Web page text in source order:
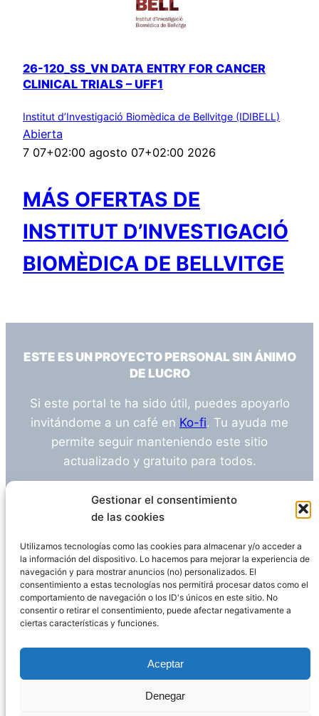
Gestionar el consentimiento
de las cookies
Utilizamos tecnologías como las cookies para almacenar y/o acceder a
la información del dispositivo. Lo hacemos para mejorar la experiencia de
navegación y para mostrar anuncios (no) personalizados. El
consentimiento a estas tecnologías nos permitirá procesar datos como el
comportamiento de navegación o los ID's únicos en este sitio. No
consentir o retirar el consentimiento, puede afectar negativamente a
ciertas características y funciones.
Aceptar
Denegar
26-120_SS_VN DATA ENTRY FOR CANCER
CLINICAL TRIALS – UFF1
Institut d’Investigació Biomèdica de Bellvitge (IDIBELL)
Abierta
7 07+02:00 agosto 07+02:00 2026
MÁS OFERTAS DE
INSTITUT D’INVESTIGACIÓ
BIOMÈDICA DE BELLVITGE
ESTE ES UN PROYECTO PERSONAL SIN ÁNIMO
DE LUCRO
Si este portal te ha sido útil, puedes apoyarlo
invitándome a un café en Ko-fi. Tu ayuda me
permite seguir manteniendo este sitio
actualizado y gratuito para todos.
¿Tienes alguna duda o sugerencia? Escríbeme
info@empleosanitarioinvestigacion.es
Descargo de Responsabilidad
Declaración de Privacidad Política de cookies
WordPress